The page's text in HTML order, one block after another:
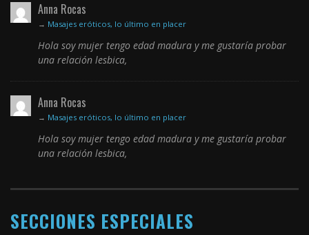
Anna Rocas
→ Masajes eróticos, lo último en placer
Hola soy mujer tengo edad madura y me gustaría probar
una relación lesbica,
Anna Rocas
→ Masajes eróticos, lo último en placer
Hola soy mujer tengo edad madura y me gustaría probar
una relación lesbica,
SECCIONES ESPECIALES